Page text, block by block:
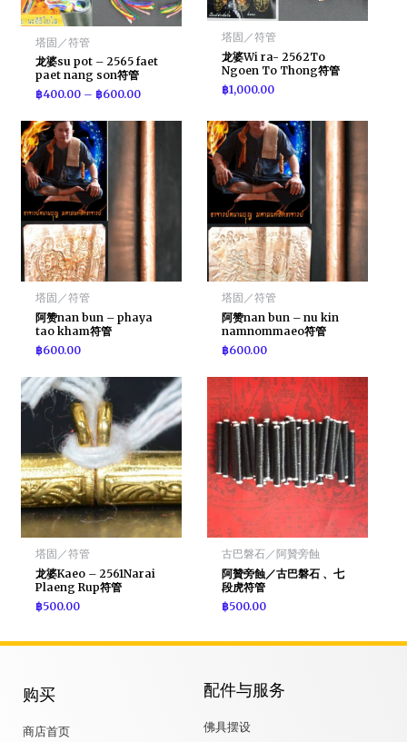
塔固／符管
龙婆su pot – 2565 faet
paet nang son符管
฿400.00 – ฿600.00
塔固／符管
龙婆Wi ra- 2562To
Ngoen To Thong符管
฿1,000.00
塔固／符管
阿赞nan bun – phaya
tao kham符管
฿600.00
塔固／符管
阿赞nan bun – nu kin
namnommaeo符管
฿600.00
塔固／符管
龙婆Kaeo – 2561Narai
Plaeng Rup符管
฿500.00
古巴磐石／阿贊旁蝕
阿贊旁蝕／古巴磐石 、七
段虎符管
฿500.00
购买
商店首页
配件与服务
佛具摆设